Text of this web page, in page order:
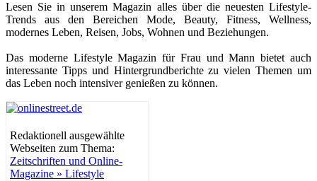
Lesen Sie in unserem Magazin alles über die neuesten Lifestyle-
Trends aus den Bereichen Mode, Beauty, Fitness, Wellness,
modernes Leben, Reisen, Jobs, Wohnen und Beziehungen.
Das moderne Lifestyle Magazin für Frau und Mann bietet auch
interessante Tipps und Hintergrundberichte zu vielen Themen um
das Leben noch intensiver genießen zu können.
Redaktionell ausgewählte
Webseiten zum Thema:
Zeitschriften und Online-
Magazine » Lifestyle